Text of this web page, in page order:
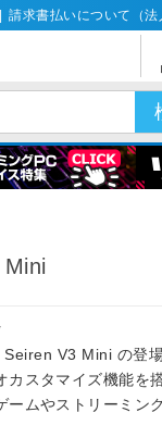
請求書払いについて（法
V3 Mini の登
カスタマイズ機能を
ームやストリーミン